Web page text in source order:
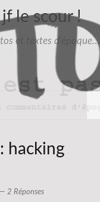
jf le scour !
et textes d'époque…
hacking
— 2 Réponses